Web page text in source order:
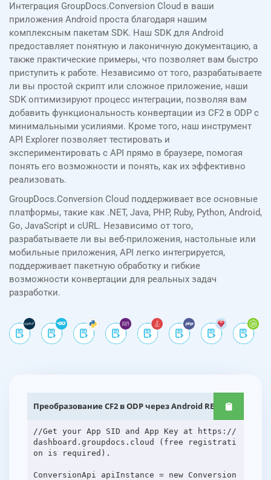
Интеграция GroupDocs.Conversion Cloud в ваши
приложения Android проста благодаря нашим
комплексным пакетам SDK. Наш SDK для Android
предоставляет понятную и лаконичную документацию, а
также практические примеры, что позволяет вам быстро
приступить к работе. Независимо от того, разрабатываете
ли вы простой скрипт или сложное приложение, наши
SDK оптимизируют процесс интеграции, позволяя вам
добавить функциональность конвертации из CF2 в ODP с
минимальными усилиями. Кроме того, наш инструмент
API Explorer позволяет тестировать и
экспериментировать с API прямо в браузере, помогая
понять его возможности и понять, как их эффективно
реализовать.
GroupDocs.Conversion Cloud поддерживает все основные
платформы, такие как .NET, Java, PHP, Ruby, Python, Android,
Go, JavaScript и cURL. Независимо от того,
разрабатываете ли вы веб-приложения, настольные или
мобильные приложения, API легко интегрируется,
поддерживает пакетную обработку и гибкие
возможности конвертации для реальных задач
разработки.
Преобразование CF2 в ODP через Android REST API
//Get your App SID and App Key at https://
dashboard.groupdocs.cloud (free registrati
on is required).
ConversionApi apiInstance = new Conversion